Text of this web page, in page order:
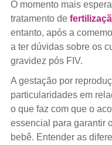
O momento mais
tratamento de
entanto, após a
a ter dúvidas sobre os
gravidez pós FIV.
A gestação por
particularidades em
o que faz com que o
essencial para garantir
bebê. Entender as